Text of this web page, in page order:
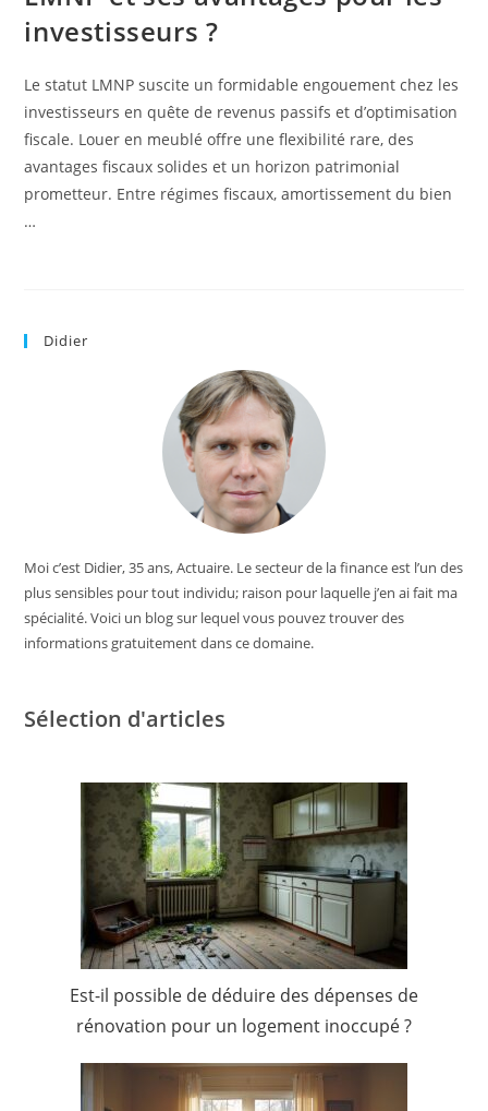
investisseurs ?
Le statut LMNP suscite un formidable engouement chez les
investisseurs en quête de revenus passifs et d’optimisation
fiscale. Louer en meublé offre une flexibilité rare, des
avantages fiscaux solides et un horizon patrimonial
prometteur. Entre régimes fiscaux, amortissement du bien
…
Didier
Moi c’est Didier, 35 ans, Actuaire. Le secteur de la finance est l’un des
plus sensibles pour tout individu; raison pour laquelle j’en ai fait ma
spécialité. Voici un blog sur lequel vous pouvez trouver des
informations gratuitement dans ce domaine.
Sélection d'articles
Est-il possible de déduire des dépenses de
rénovation pour un logement inoccupé ?